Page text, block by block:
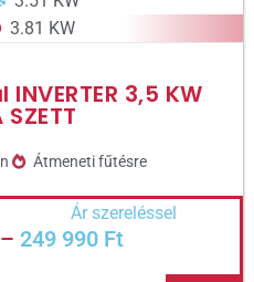
3.81 KW
3,5 KW
SZETT
Átmeneti fűtésre
Ár szereléssel
249 990 Ft